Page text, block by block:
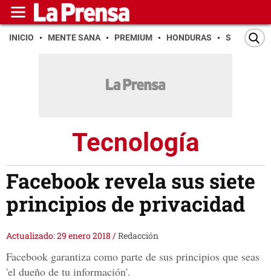
INICIO MENTE SANA PREMIUM HONDURAS SAN PEDRO
Tecnología
Facebook revela sus siete
principios de privacidad
Actualizado: 29 enero 2018 /Redacción
Facebook garantiza como parte de sus principios que seas
'el dueño de tu información'.